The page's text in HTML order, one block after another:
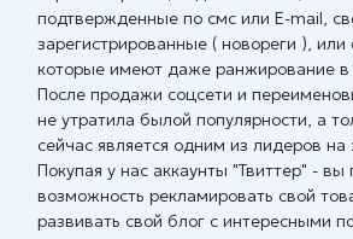
подтвержденные по смс или E-mail,
зарегистрированные ( новореги ), или
которые имеют даже ранжирование в
После продажи соцсети и
не утратила былой популярности, а
сейчас является одним из лидеров на
Покупая у нас аккаунты "Твиттер" - вы
возможность рекламировать свой
развивать свой блог с интересными